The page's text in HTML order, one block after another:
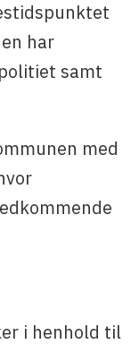
har
samt
med
i henhold til